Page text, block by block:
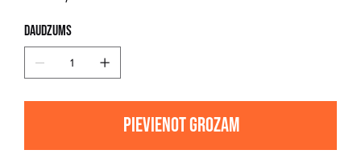
Daudzums
Pievienot grozam